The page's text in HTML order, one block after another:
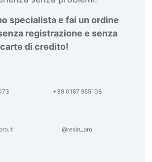
specialista e fai un ordine
registrazione e senza
carte di credito!
+39 0187 955108
@resin_pro